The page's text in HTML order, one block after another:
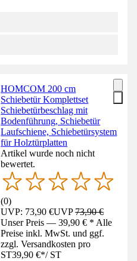
HOMCOM 200 cm
Schiebetür Komplettset
Schiebetürbeschlag mit
Bodenführung, Schiebetür
Laufschiene, Schiebetürsystem
für Holztürplatten
Artikel wurde noch nicht
bewertet.
(0)
UVP: 73,90 €UVP73,90 €
Unser Preis — 39,90 € * Alle
Preise inkl. MwSt. und ggf.
zzgl. Versandkosten pro
ST39,90 €*/ ST